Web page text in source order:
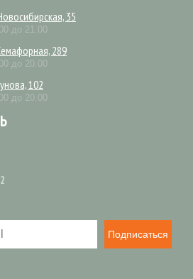
35
до 21.00
289
до 20.00
102
до 20.00
Подписаться